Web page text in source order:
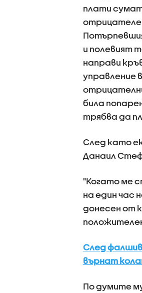
плати
и полевият
направи
управление
била
трябва да
След като
Данаил
"Когато ме
на един час
донесен от
След
върнат
По думите